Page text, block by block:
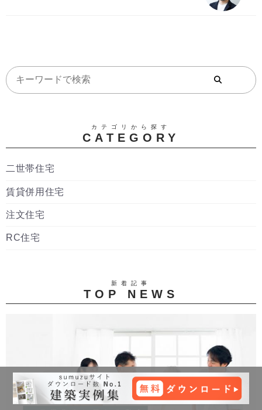
カテゴリから探す
CATEGORY
二世帯住宅
賃貸併用住宅
注文住宅
RC住宅
新着記事
TOP NEWS